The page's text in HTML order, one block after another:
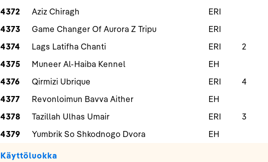
4372
Aziz Chiragh
ERI
4373
Game Changer Of Aurora Z Tripu
ERI
4374
Lags Latifha Chanti ERI
2
4375
Muneer Al-Haiba Kennel
EH
4376
Qirmizi Ubrique ERI
4
4377
Revonloimun Bavva Aither
EH
4378
Tazillah Ulhas Umair ERI
3
4379
Yumbrik So Shkodnogo Dvora EH
Käyttöluokka